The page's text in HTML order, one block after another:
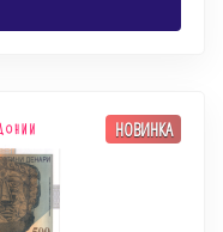
НОВИНКА